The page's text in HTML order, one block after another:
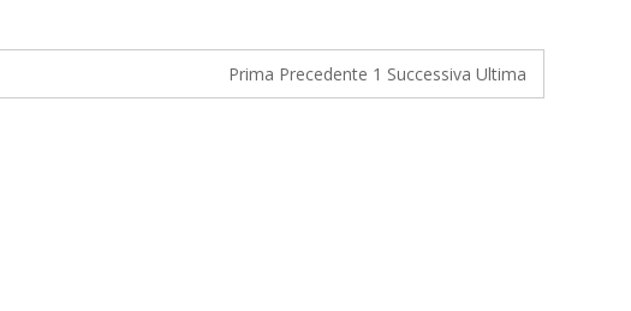
Prima Precedente 1 Successiva Ultima